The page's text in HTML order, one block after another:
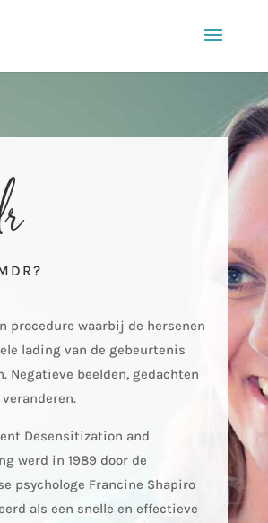
procedure waarbij de hersenen
lading van de gebeurtenis
Negatieve beelden, gedachten
Desensitization and
werd in 1989 door de
psychologe Francine Shapiro
als een snelle en effectieve